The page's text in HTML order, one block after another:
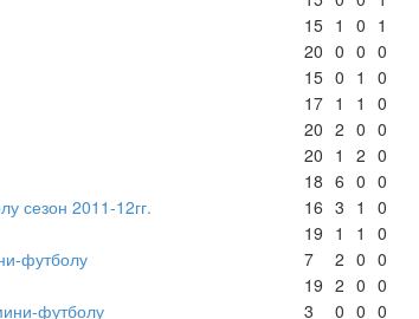
15 1 0 1
20 0 0 0
15 0 1
0
17 1 1
0
20 2 0 0
20 1 2 0
18 6 0 0
сезон 2011-12гг. 16 3 1
0
19 1 1
0
футболу 7 2 0 0
19 2 0 0
футболу 3 0 0 0